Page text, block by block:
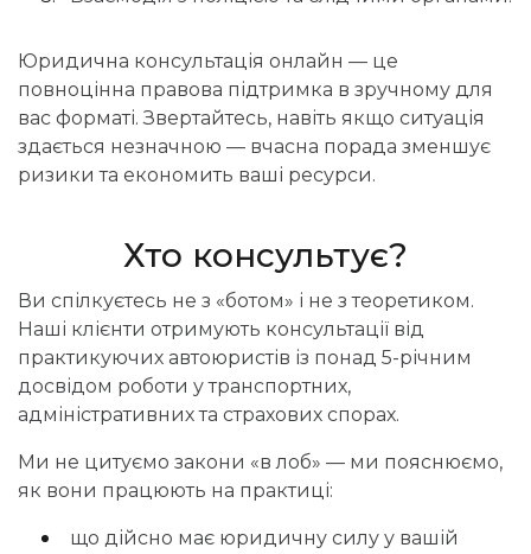
Юридична консультація онлайн — це
повноцінна правова підтримка в зручному для
вас форматі. Звертайтесь, навіть якщо ситуація
здається незначною — вчасна порада зменшує
ризики та економить ваші ресурси.
Хто консультує?
Ви спілкуєтесь не з «ботом» і не з теоретиком.
Наші клієнти отримують консультації від
практикуючих автоюристів із понад 5-річним
досвідом роботи у транспортних,
адміністративних та страхових спорах.
Ми не цитуємо закони «в лоб» — ми пояснюємо,
як вони працюють на практиці:
що дійсно має юридичну силу у вашій